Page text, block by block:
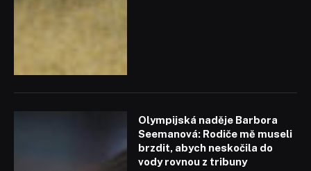
Olympijská naděje Barbora
Seemanová: Rodiče mě museli
brzdit, abych neskočila do
vody rovnou z tribuny